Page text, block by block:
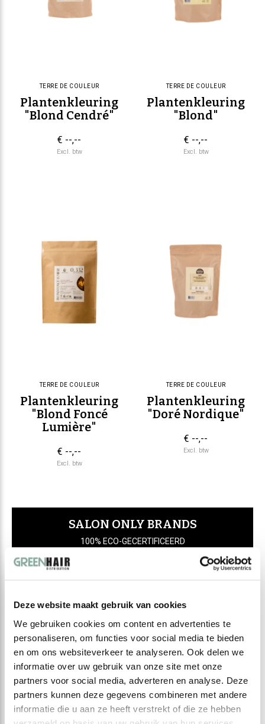
Deze website maakt gebruik van cookies
We gebruiken cookies om content en advertenties te
personaliseren, om functies voor social media te bieden
en om ons websiteverkeer te analyseren. Ook delen we
informatie over uw gebruik van onze site met onze
partners voor social media, adverteren en analyse. Deze
partners kunnen deze gegevens combineren met andere
informatie die u aan ze heeft verstrekt of die ze hebben
TERRE DE COULEUR
Plantenkleuring
"Blond Cendré"
€ --,--
Excl. btw
TERRE DE COULEUR
Plantenkleuring
"Blond"
€ --,--
Excl. btw
TERRE DE COULEUR
Plantenkleuring
"Blond Foncé
Lumière"
€ --,--
Excl. btw
TERRE DE COULEUR
Plantenkleuring
"Doré Nordique"
€ --,--
Excl. btw
SALON ONLY BRANDS
100% ECO-GECERTIFICEERD